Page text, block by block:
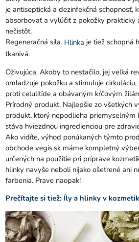
je antiseptická a dezinfekčná schopnosť,
absorbovať a vylúčiť z pokožky prakticky
nečistôt.
Regeneračná sila. Hlinka je tiež schopná
tkanivá.
Oživujúca. Akoby to nestačilo, jej veľká
omladzuje pokožku a stimuluje
proti celulitíde a obávaným kŕčovým
Prírodný produkt. Najlepšie zo všetkých
produkt, ktorý nepodlieha priemyselným
stáva hviezdnou ingredienciou pre
Ako vidíte, výhod ponúkaných týmto
obchode vegis.sk máme kompletný
určených na použitie pri príprave
hlinky navyše neboli nijako ošetrené ani
farbenia. Prave naopak!
Prečítajte si tiež: Íly a hlinky v